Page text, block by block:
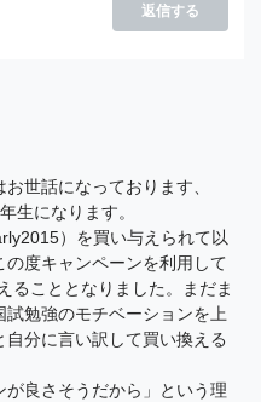
返信する
世話になっております、
生になります。
）を買い与えられて以
度キャンペーンを利用して
ることとなりました。まだま
勉強のモチベーションを上
分に言い訳して買い換える
良さそうだから」という理